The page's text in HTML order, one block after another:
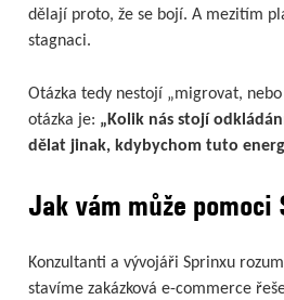
dělají proto, že se bojí. A mezitím
stagnaci.
Otázka tedy nestojí „migrovat,
otázka je: „Kolik nás stojí
dělat jinak, kdybychom tuto
Jak vám může pomoci
Konzultanti a vývojáři Sprinxu
stavíme zakázková e-commerce